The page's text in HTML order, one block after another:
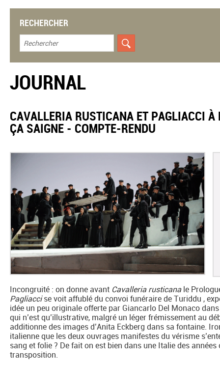
RECHERCHER
JOURNAL
CAVALLERIA RUSTICANA ET PAGLIACCI
ÇA SAIGNE - COMPTE-RENDU
Incongruité : on donne avant Cavalleria rusticanale
Pagliaccise voit affublé du convoi funéraire de Turiddu ,
idée un peu originale offerte par Giancarlo Del Monaco
qui n’est qu’illustrative, malgré un léger frémissement au
additionne des images d’Anita Eckberg dans sa fontaine.
italienne que les deux ouvrages manifestes du vérisme
sang et folie ? De fait on est bien dans une Italie des
transposition.